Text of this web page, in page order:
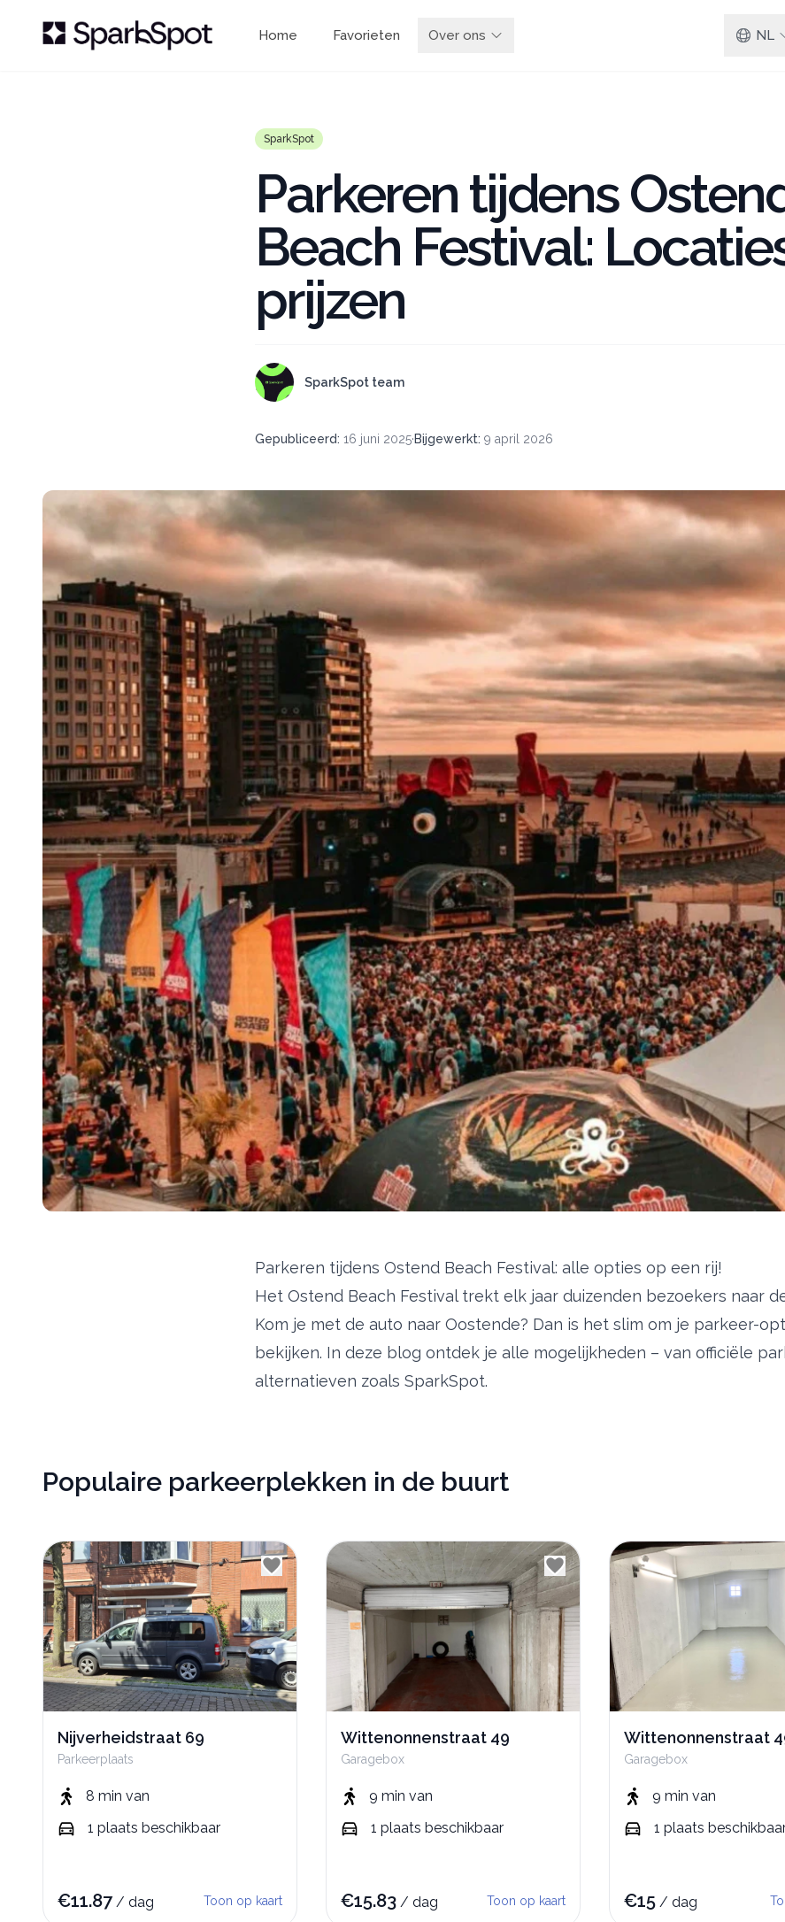
Home Favorieten Over ons NL
SparkSpot
Parkeren tijdens
Beach Festival:
prijzen
SparkSpot team
Gepubliceerd: 16 juni 2025·Bijgewerkt: 9 april 2026
Parkeren tijdens Ostend Beach Festival: alle opties op een rij!
Het Ostend Beach Festival trekt elk jaar duizenden bezoekers naar
Kom je met de auto naar Oostende? Dan is het slim om je parkeer-
bekijken. In deze blog ontdek je alle mogelijkheden – van officiële
alternatieven zoals SparkSpot.
Populaire parkeerplekken in de buurt
Nijverheidstraat 69
Parkeerplaats
8 min van
1 plaats beschikbaar
€11.87 / dag Toon op kaart
Wittenonnenstraat 49
Garagebox
9 min van
1 plaats beschikbaar
€15.83 / dag Toon op kaart
Wittenonnenstraat
Garagebox
9 min van
1 plaats
€15 / dag